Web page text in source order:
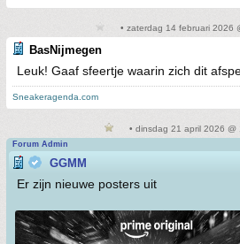
• zaterdag 14 februari 2026
BasNijmegen
Leuk! Gaaf sfeertje waarin zich dit
Sneakeragenda.com
• dinsdag 21 april 2026 @
Forum Admin
GGMM
Er zijn nieuwe posters uit